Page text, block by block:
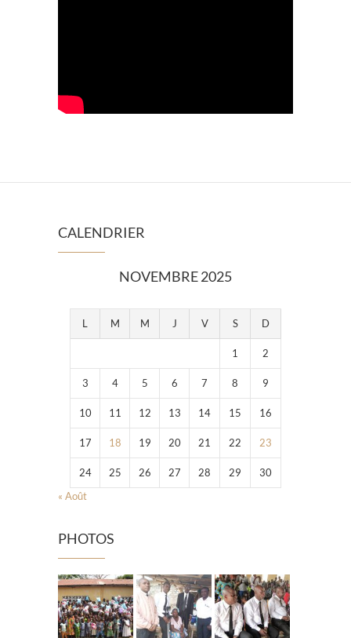
CALENDRIER
NOVEMBRE 2025
L M M J V S D
1 2
3 4 5 6 7 8 9
10 11 12 13 14 15 16
17 18 19 20 21 22 23
24 25 26 27 28 29
30
« Août
PHOTOS